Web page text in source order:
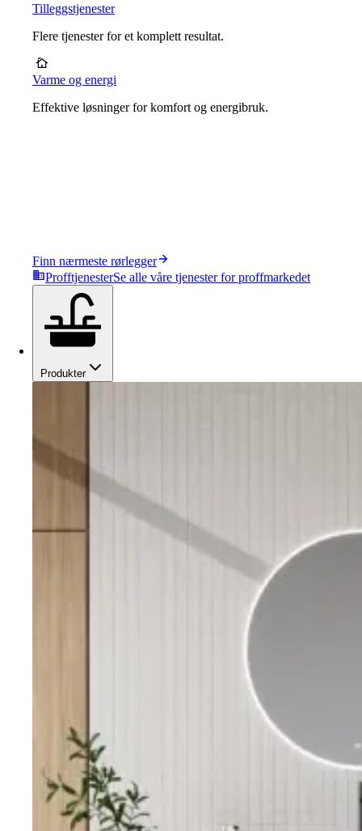
Tilleggstjenester
Flere tjenester for et komplett resultat.
Varme og energi
Effektive løsninger for komfort og energibruk.
Finn nærmeste rørlegger
ProfftjenesterSe alle våre tjenester for proffmarkedet
Produkter